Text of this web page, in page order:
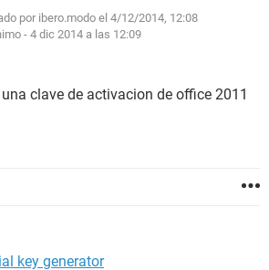
por ibero.modo el 4/12/2014, 12:08
-4 dic 2014 a las 12:09
clave de activacion de office 2011
key generator